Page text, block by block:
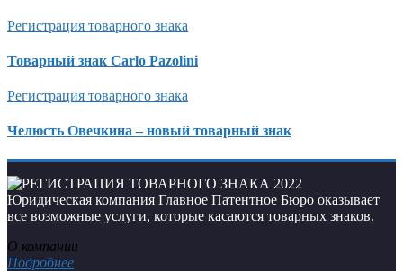
Регистрация товарного знака
Товарный знак Carlo Pazolini
Регистрация товарного знака
Челюсть Овечкина – новый товарный знак
Юридическая компания Главное Патентное Бюро оказывает
все возможные услуги, которые касаются товарных знаков.
О компании
Подробнее